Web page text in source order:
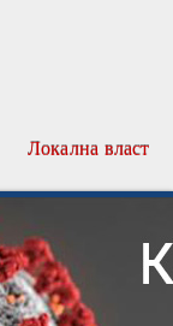
Локална власт